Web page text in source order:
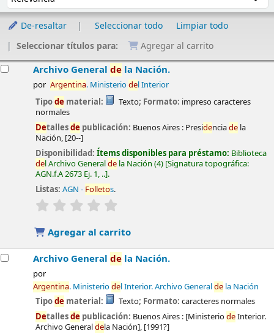
De-resaltar Seleccionar todo
Limpiar todo
Seleccionar títulos para:
Agregar al carrito
Archivo Generalde la Nación.
por Argentina. Ministeriodel Interior
Tipode material: Texto; Formato: impreso caracteres
normales
Detallesde publicación: Buenos Aires : Presidenciade la
Nación, [20--]
Disponibilidad:Ítems disponibles para préstamo: Biblioteca
del Archivo Generalde la Nación (4) Signatura topográfica:
AGN.f.A 2673 Ej. 1, .. .
Listas: AGN - Folletos.
valoración
Agregar al carrito
Archivo Generalde la Nación.
por
Argentina. Ministeriodel Interior. Archivo Generalde la Nación
Tipode material: Texto; Formato: caracteres normales
Detallesde publicación: Buenos Aires : [MinisteriodeInterior.
Archivo Generaldela Nación], [1991?]